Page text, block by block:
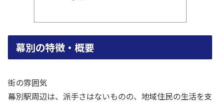
幕別の特徴・概要
街の雰囲気
幕別駅周辺は、派手さはないものの、地域住民の生活を支